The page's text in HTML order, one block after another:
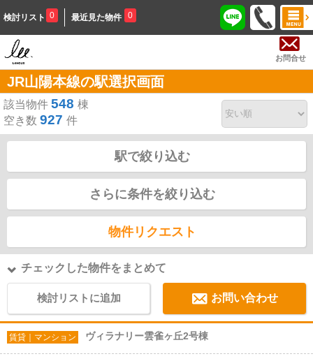
検討リスト 0 最近見た物件 0
お問合せ
JR山陽本線の駅選択画面
該当物件 548 棟
空き数 927 件
駅で絞り込む
さらに条件を絞り込む
物件リクエスト
チェックした物件をまとめて
検討リストに追加 お問い合わせ
賃貸｜マンション ヴィラナリー雲雀ヶ丘2号棟